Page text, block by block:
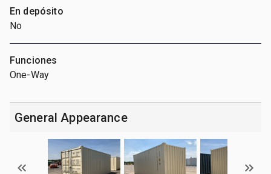
En depósito
No
Funciones
One-Way
General Appearance